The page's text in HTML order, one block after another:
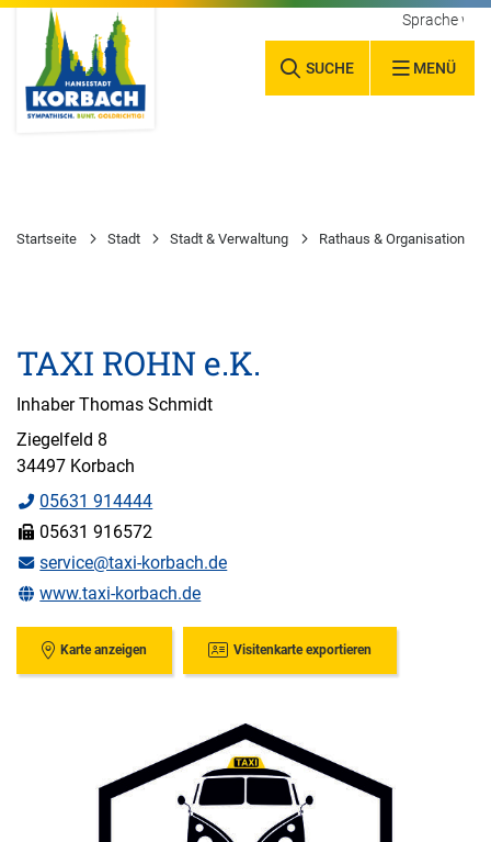
SUCHE MENÜ
Sprache
Startseite Stadt Stadt & Verwaltung Rathaus & Organisation
TAXI ROHN e.K.
Inhaber Thomas Schmidt
Ziegelfeld 8
34497 Korbach
05631 914444
05631 916572
service@taxi-korbach.de
www.taxi-korbach.de
Karte anzeigen Visitenkarte exportieren